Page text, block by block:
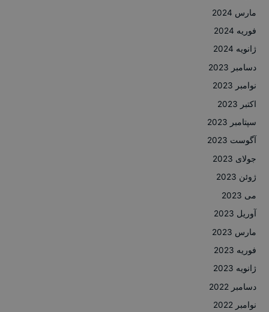
مارس 2024
فوریه 2024
ژانویه 2024
دسامبر 2023
نوامبر 2023
اکتبر 2023
سپتامبر 2023
آگوست 2023
جولای 2023
ژوئن 2023
می 2023
آوریل 2023
مارس 2023
فوریه 2023
ژانویه 2023
دسامبر 2022
نوامبر 2022